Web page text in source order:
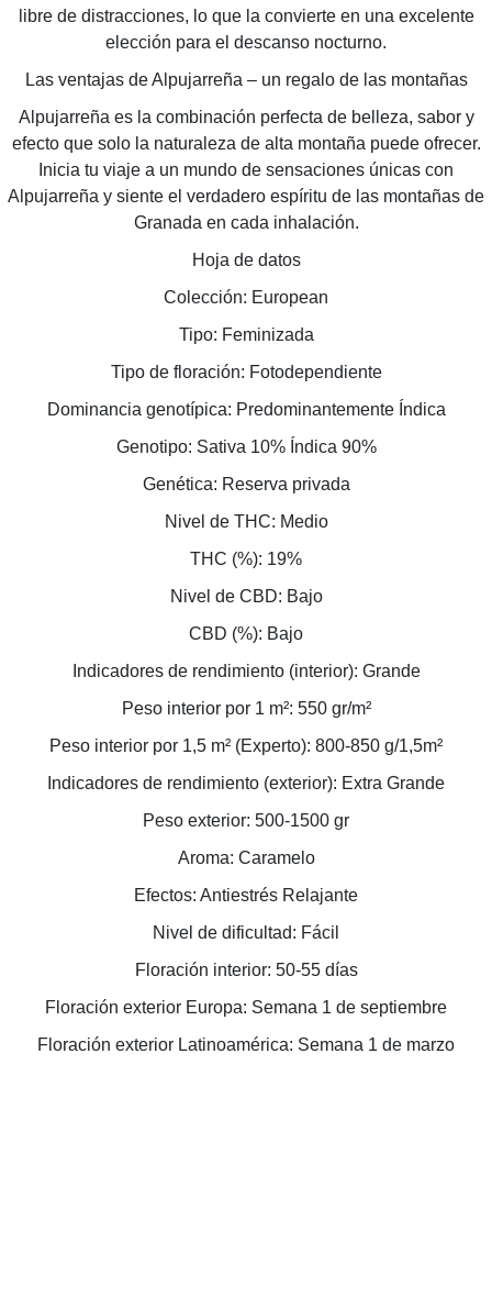
libre de distracciones, lo que la convierte en una excelente
elección para el descanso nocturno.
Las ventajas de Alpujarreña – un regalo de las montañas
Alpujarreña es la combinación perfecta de belleza, sabor y
efecto que solo la naturaleza de alta montaña puede ofrecer.
Inicia tu viaje a un mundo de sensaciones únicas con
Alpujarreña y siente el verdadero espíritu de las montañas de
Granada en cada inhalación.
Hoja de datos
Colección: European
Tipo: Feminizada
Tipo de floración: Fotodependiente
Dominancia genotípica: Predominantemente Índica
Genotipo: Sativa 10% Índica 90%
Genética: Reserva privada
Nivel de THC: Medio
THC (%): 19%
Nivel de CBD: Bajo
CBD (%): Bajo
Indicadores de rendimiento (interior): Grande
Peso interior por 1 m²: 550 gr/m²
Peso interior por 1,5 m² (Experto): 800-850 g/1,5m²
Indicadores de rendimiento (exterior): Extra Grande
Peso exterior: 500-1500 gr
Aroma: Caramelo
Efectos: Antiestrés Relajante
Nivel de dificultad: Fácil
Floración interior: 50-55 días
Floración exterior Europa: Semana 1 de septiembre
Floración exterior Latinoamérica: Semana 1 de marzo